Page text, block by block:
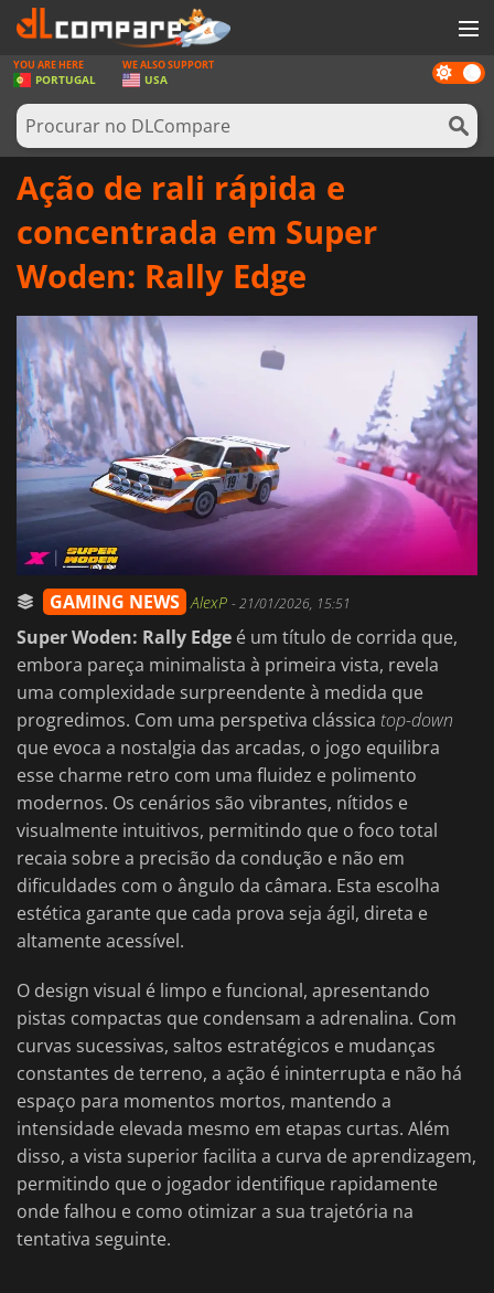
JOGOS
GAME CARDS
SOFTWARE
REWARDS
ENTRAR OU REGISTAR
Dark
mode
YOU ARE HERE
PORTUGAL
WE ALSO SUPPORT
USA
Ação de rali rápida e
concentrada em Super
Woden: Rally Edge
GAMING NEWS AlexP -21/01/2026, 15:51
Super Woden: Rally Edge é um título de corrida que,
embora pareça minimalista à primeira vista, revela
uma complexidade surpreendente à medida que
progredimos. Com uma perspetiva clássica top-down
que evoca a nostalgia das arcadas, o jogo equilibra
esse charme retro com uma fluidez e polimento
modernos. Os cenários são vibrantes, nítidos e
visualmente intuitivos, permitindo que o foco total
recaia sobre a precisão da condução e não em
dificuldades com o ângulo da câmara. Esta escolha
estética garante que cada prova seja ágil, direta e
altamente acessível.
O design visual é limpo e funcional, apresentando
pistas compactas que condensam a adrenalina. Com
curvas sucessivas, saltos estratégicos e mudanças
constantes de terreno, a ação é ininterrupta e não há
espaço para momentos mortos, mantendo a
intensidade elevada mesmo em etapas curtas. Além
disso, a vista superior facilita a curva de aprendizagem,
permitindo que o jogador identifique rapidamente
onde falhou e como otimizar a sua trajetória na
tentativa seguinte.